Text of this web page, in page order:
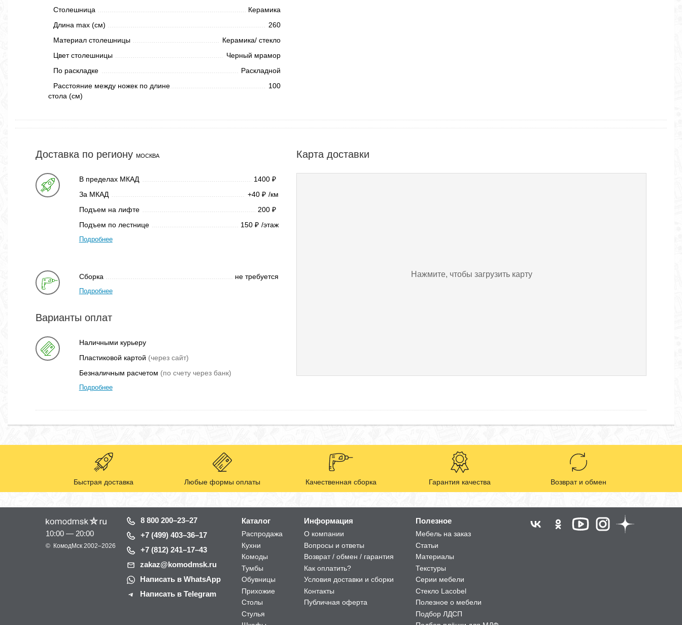
Столешница
Керамика
Длина max (см)
260
Материал столешницы
Керамика/ стекло
Цвет столешницы
Черный мрамор
По раскладке
Раскладной
Расстояние между ножек по длине
стола (см)
100
Доставка по региону МОСКВА
В пределах МКАД 1400 ₽
За МКАД +40 ₽ /км
Подъем на лифте
200 ₽
Подъем по лестнице 150 ₽ /этаж
Подробнее
Сборка не требуется
Подробнее
Варианты оплат
Наличными курьеру
Пластиковой картой (через сайт)
Безналичным расчетом (по счету через банк)
Подробнее
Карта доставки
Нажмите, чтобы загрузить карту
Быстрая доставка Любые формы оплаты Качественная сборка Гарантия качества Возврат и обмен
10:00 — 20:00
© КомодМск 2002–2026
8 800 200–23–27
+7 (499) 403–36–17
+7 (812) 241–17–43
zakaz@komodmsk.ru
Написать в WhatsApp
Написать в Telegram
Каталог
Распродажа
Кухни
Комоды
Тумбы
Обувницы
Прихожие
Столы
Стулья
Информация
О компании
Вопросы и ответы
Возврат / обмен / гарантия
Как оплатить?
Условия доставки и сборки
Контакты
Публичная оферта
Полезное
Мебель на заказ
Статьи
Материалы
Текстуры
Серии мебели
Стекло Lacobel
Полезное о мебели
Подбор ЛДСП